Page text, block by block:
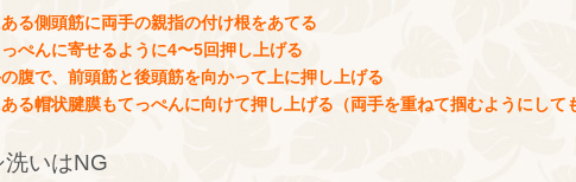
る側頭筋に両手の親指の付け根をあてる
ぺんに寄せるように4〜5回押し上げる
腹で、前頭筋と後頭筋を向かって上に押し上げる
る帽状腱膜もてっぺんに向けて押し上げる（両手を重ねて掴むようにして
洗いはNG